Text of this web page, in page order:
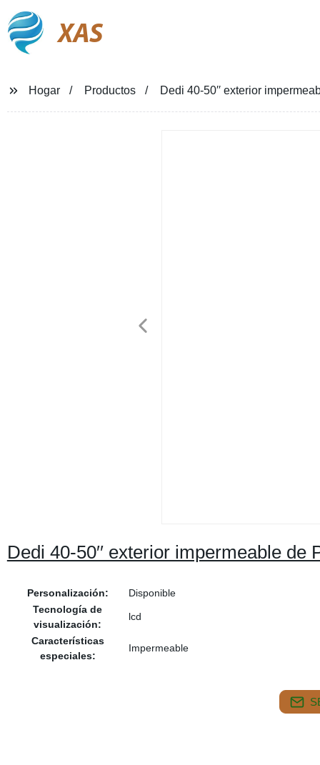
XAS
Hogar Productos Dedi 40-50′′ exterior
Dedi 40-50′′ exterior impermeable
Personalización:
Disponible
Tecnología de
visualización:
lcd
Características
especiales:
Impermeable